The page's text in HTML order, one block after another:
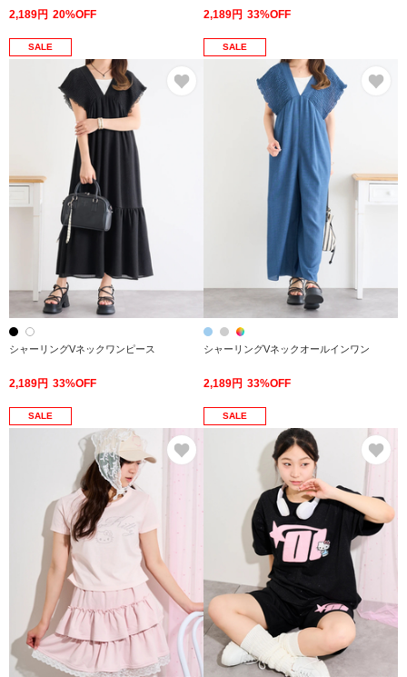
2,189円 20%OFF 2,189円 33%OFF
SALE
シャーリングVネックワンピース
2,189円 33%OFF
SALE
シャーリングVネックオールインワン
2,189円 33%OFF
SALE SALE